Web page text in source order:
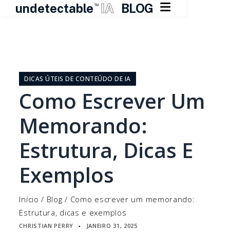
undetectable TM IA BLOG 
conteúdo
DICAS ÚTEIS DE CONTEÚDO DE IA
Como Escrever Um
Memorando:
Estrutura, Dicas E
Exemplos
Início / Blog / Como escrever um memorando:
Estrutura, dicas e exemplos
CHRISTIAN PERRY ▪ JANEIRO 31, 2025